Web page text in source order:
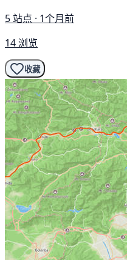
5 站点 · 1个月前
14 浏览
收藏